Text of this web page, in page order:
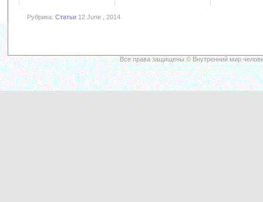
Рубрика: Статьи 12 June , 2014
Все права защищены © Внутренний мир